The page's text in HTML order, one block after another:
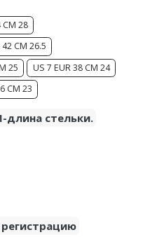
CM 28
CM 26.5
25
US 7 EUR 38 CM 24
CM 23
длина стельки.
регистрацию